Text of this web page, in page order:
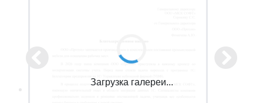
Загрузка галереи...